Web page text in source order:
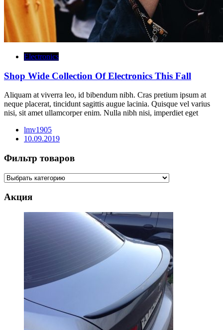
Electronics
Shop Wide Collection Of Electronics This Fall
Aliquam at viverra leo, id bibendum nibh. Cras pretium ipsum at
neque placerat, tincidunt sagittis augue lacinia. Quisque vel varius
nisi, sit amet ullamcorper enim. Nulla nibh nisi, imperdiet eget
lmv1905
10.09.2019
Фильтр товаров
Акция